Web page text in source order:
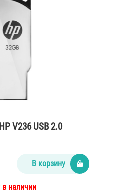
V236 USB 2.0
В корзину
в наличии